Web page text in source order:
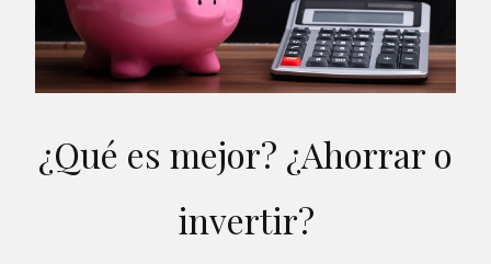
¿Qué es mejor? ¿Ahorrar o
invertir?